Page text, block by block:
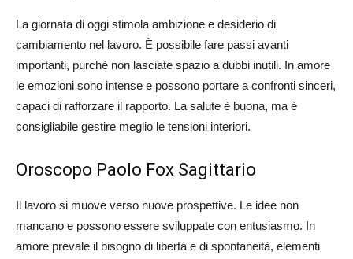
La giornata di oggi stimola ambizione e desiderio di
cambiamento nel lavoro. È possibile fare passi avanti
importanti, purché non lasciate spazio a dubbi inutili. In amore
le emozioni sono intense e possono portare a confronti sinceri,
capaci di rafforzare il rapporto. La salute è buona, ma è
consigliabile gestire meglio le tensioni interiori.
Oroscopo Paolo Fox Sagittario
Il lavoro si muove verso nuove prospettive. Le idee non
mancano e possono essere sviluppate con entusiasmo. In
amore prevale il bisogno di libertà e di spontaneità, elementi